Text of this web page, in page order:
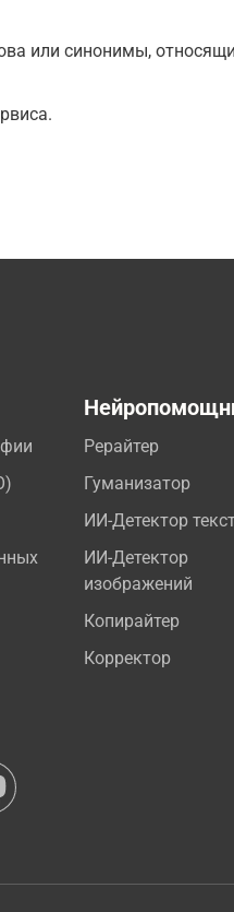
или синонимы,
Рерайтер
Гуманизатор
ИИ-Детектор
ИИ-Детектор
изображений
Копирайтер
Корректор